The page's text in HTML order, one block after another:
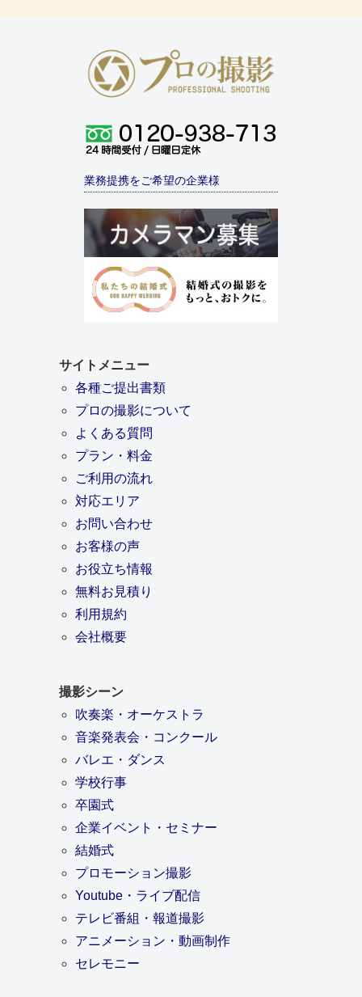
業務提携をご希望の企業様
サイトメニュー
各種ご提出書類
プロの撮影について
よくある質問
プラン・料金
ご利用の流れ
対応エリア
お問い合わせ
お客様の声
お役立ち情報
無料お見積り
利用規約
会社概要
撮影シーン
吹奏楽・オーケストラ
音楽発表会・コンクール
バレエ・ダンス
学校行事
卒園式
企業イベント・セミナー
結婚式
プロモーション撮影
Youtube・ライブ配信
テレビ番組・報道撮影
アニメーション・動画制作
セレモニー